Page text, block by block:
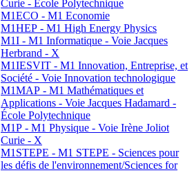
Curie - Ecole Polytechnique
M1ECO - M1 Economie
M1HEP - M1 High Energy Physics
M1I - M1 Informatique - Voie Jacques
Herbrand - X
M1IESVIT - M1 Innovation, Entreprise, et
Société - Voie Innovation technologique
M1MAP - M1 Mathématiques et
Applications - Voie Jacques Hadamard -
École Polytechnique
M1P - M1 Physique - Voie Irène Joliot
Curie - X
M1STEPE - M1 STEPE - Sciences pour
les défis de l'environnement/Sciences for